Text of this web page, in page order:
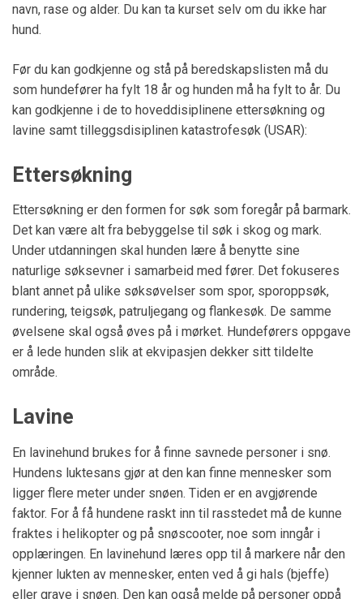
navn, rase og alder. Du kan ta kurset selv om du ikke har
hund.
Før du kan godkjenne og stå på beredskapslisten må du
som hundefører ha fylt 18 år og hunden må ha fylt to år. Du
kan godkjenne i de to hoveddisiplinene ettersøkning og
lavine samt tilleggsdisiplinen katastrofesøk (USAR):
Ettersøkning
Ettersøkning er den formen for søk som foregår på barmark.
Det kan være alt fra bebyggelse til søk i skog og mark.
Under utdanningen skal hunden lære å benytte sine
naturlige søksevner i samarbeid med fører. Det fokuseres
blant annet på ulike søksøvelser som spor, sporoppsøk,
rundering, teigsøk, patruljegang og flankesøk. De samme
øvelsene skal også øves på i mørket. Hundeførers oppgave
er å lede hunden slik at ekvipasjen dekker sitt tildelte
område.
Lavine
En lavinehund brukes for å finne savnede personer i snø.
Hundens luktesans gjør at den kan finne mennesker som
ligger flere meter under snøen. Tiden er en avgjørende
faktor. For å få hundene raskt inn til rasstedet må de kunne
fraktes i helikopter og på snøscooter, noe som inngår i
opplæringen. En lavinehund læres opp til å markere når den
kjenner lukten av mennesker, enten ved å gi hals (bjeffe)
eller grave i snøen. Den kan også melde på personer oppå